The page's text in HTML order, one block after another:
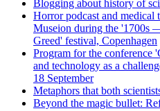
Blogging about history of
Horror podcast and medical
Museion during the '1700s
Greed' festival, Copenhagen
Program for the conference
and technology as a
18 September
Metaphors that both
Beyond the magic bullet: